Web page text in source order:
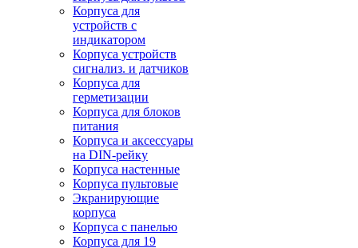
Корпуса для
устройств с
индикатором
Корпуса устройств
сигнализ. и датчиков
Корпуса для
герметизации
Корпуса для блоков
питания
Корпуса и аксессуары
на DIN-рейку
Корпуса настенные
Корпуса пультовые
Экранирующие
корпуса
Корпуса с панелью
Корпуса для 19